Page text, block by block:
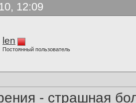
12:09
len
Постоянный пользователь
- страшная